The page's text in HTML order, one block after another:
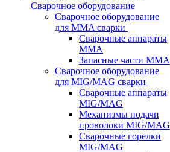
Сварочное оборудование
Сварочное оборудование
для MMA сварки
Сварочные аппараты
MMA
Запасные части MMA
Сварочное оборудование
для MIG/MAG сварки
Сварочные аппараты
MIG/MAG
Механизмы подачи
проволоки MIG/MAG
Сварочные горелки
MIG/MAG